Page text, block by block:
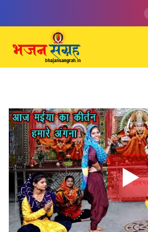
▶